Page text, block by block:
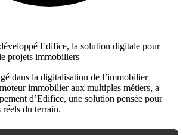
dans la digitalisation de l’immobilier
immobilier aux multiples métiers, a
d’Edifice, une solution pensée pour
du terrain.